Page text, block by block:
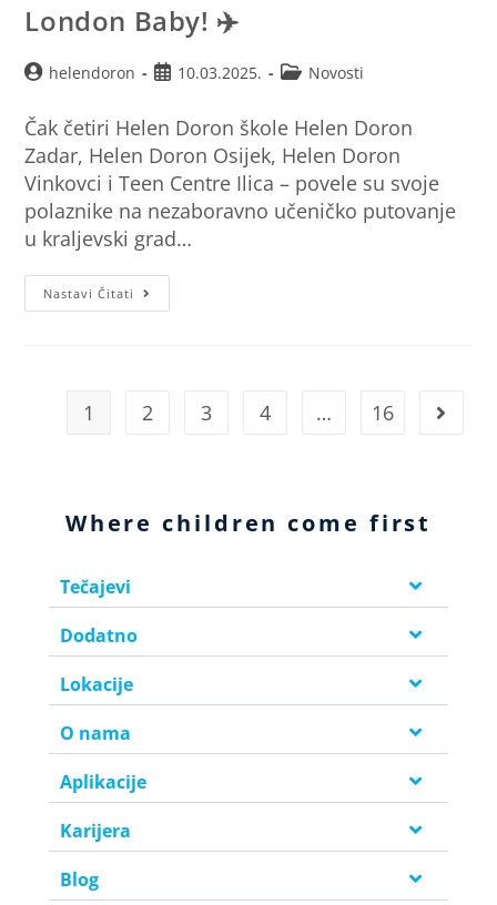
London Baby! ✈️
helendoron 10.03.2025. Novosti
Čak četiri Helen Doron škole Helen Doron
Zadar, Helen Doron Osijek, Helen Doron
Vinkovci i Teen Centre Ilica – povele su svoje
polaznike na nezaboravno učeničko putovanje
u kraljevski grad…
Nastavi Čitati
1 2 3 4 … 16
Where children come first
Tečajevi
Dodatno
Lokacije
O nama
Aplikacije
Karijera
Blog